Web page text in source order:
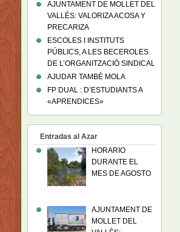
AJUNTAMENT DE MOLLET DEL
VALLÈS: VALORIZA ACOSA Y
PRECARIZA
ESCOLES I INSTITUTS
PÚBLICS, A LES BECEROLES
DE L’ORGANITZACIÓ SINDICAL
AJUDAR TAMBÉ MOLA
FP DUAL : D’ESTUDIANTS A
«APRENDICES»
Entradas al Azar
HORARIO
DURANTE EL
MES DE AGOSTO
AJUNTAMENT DE
MOLLET DEL